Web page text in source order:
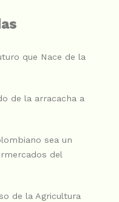
que Nace de la
de la arracacha a
sea un
del
de la Agricultura